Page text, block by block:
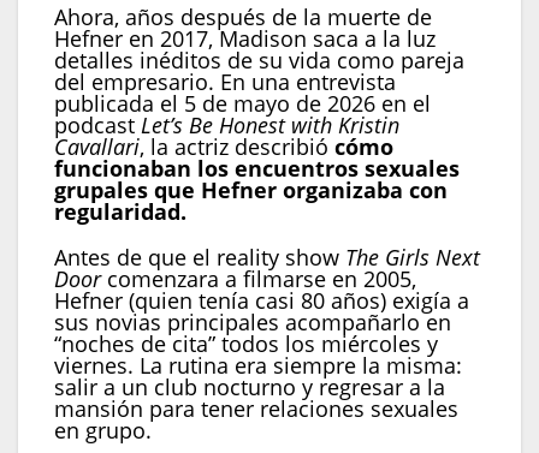
Ahora, años después de la muerte de
Hefner en 2017, Madison saca a la luz
detalles inéditos de su vida como pareja
del empresario. En una entrevista
publicada el 5 de mayo de 2026 en el
podcast Let’s Be Honest with Kristin
Cavallari, la actriz describió cómo
funcionaban los encuentros sexuales
grupales que Hefner organizaba con
regularidad.
Antes de que el reality show The Girls Next
Doorcomenzara a filmarse en 2005,
Hefner (quien tenía casi 80 años) exigía a
sus novias principales acompañarlo en
“noches de cita” todos los miércoles y
viernes. La rutina era siempre la misma:
salir a un club nocturno y regresar a la
mansión para tener relaciones sexuales
en grupo.